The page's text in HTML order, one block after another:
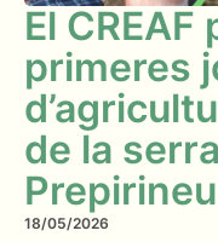
El
primeres
de la
18/05/2026